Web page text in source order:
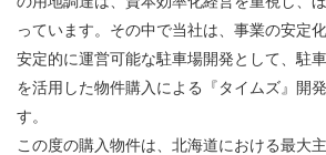
っています。その中で当社は、事業の安定
安定的に運営可能な駐車場開発として、駐
を活用した物件購入による『タイムズ』開
す。
この度の購入物件は、北海道における最大